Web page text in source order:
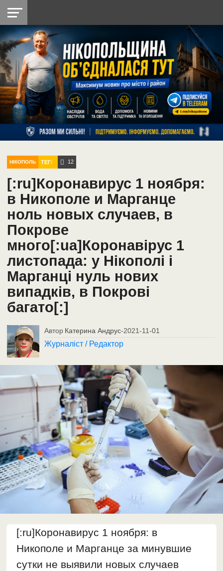
НІКОПОЛЬ
РАЙОН
СІЧЕСЛАВСЬКА
УКРАЇНА
РЕТРО
НІКОПОЛЬ
ЛАЙТ
УКРАЇНА
ДОПОМОГА
РАДІО
НІКОПОЛЬ ТЕГ: 12
[:ru]Коронавирус 1 ноября:
в Никополе и Марганце
ноль новых случаев, в
Покрове
много[:ua]Коронавірус 1
листопада: у Нікополі і
Марганці нуль нових
випадків, в Покрові
багато[:]
Автор Катерина Андрус-2021-11-01
Журналіст / Редактор
[:ru]Коронавирус 1 ноября: в
Никополе и Марганце за минувшие
сутки не выявили новых случаев